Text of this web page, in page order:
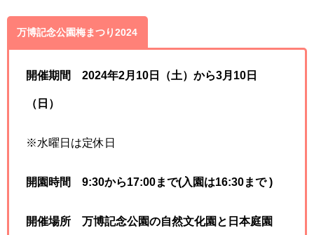
万博記念公園梅まつり2024
開催期間 2024年2月10日（土）から3月10日
（日）
※水曜日は定休日
開園時間 9:30から17:00まで(入園は16:30まで )
開催場所 万博記念公園の自然文化園と日本庭園